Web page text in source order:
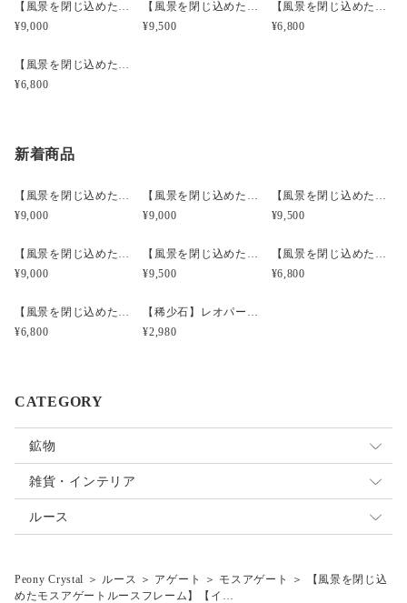
【風景を閉じ込めたモスアゲートルースフレーム】【インドネシア産】MA4604
¥9,000
【風景を閉じ込めたモスアゲートルースフレーム】【インドネシア産】MA5002
¥9,500
【風景を閉じ込めたモスアゲートルースフレーム】【インドネシア産】MA1601
¥6,800
【風景を閉じ込めたモスアゲートルースフレーム】【インドネシア産】MA1602
¥6,800
新着商品
【風景を閉じ込めたモスアゲートルースフレーム】【インドネシア産】MA3201
¥9,000
【風景を閉じ込めたモスアゲートルースフレーム】【インドネシア産】MA4103
¥9,000
【風景を閉じ込めたモスアゲートルースフレーム】【インドネシア産】MA4603
¥9,500
【風景を閉じ込めたモスアゲートルースフレーム】【インドネシア産】MA4604
¥9,000
【風景を閉じ込めたモスアゲートルースフレーム】【インドネシア産】MA5002
¥9,500
【風景を閉じ込めたモスアゲートルースフレーム】【インドネシア産】MA1601
¥6,800
【風景を閉じ込めたモスアゲートルースフレーム】【インドネシア産】MA1602
¥6,800
【稀少石】レオパードオパール（ミニボトル）
¥2,980
CATEGORY
鉱物
原石
オパール
標本
雑貨・インテリア
雑貨
ルース
モスアゲート
福袋
Peony Crystal ＞ ルース ＞ アゲート ＞ モスアゲート ＞
【風景を閉じ込
めたモスアゲートルースフレーム】【イ…